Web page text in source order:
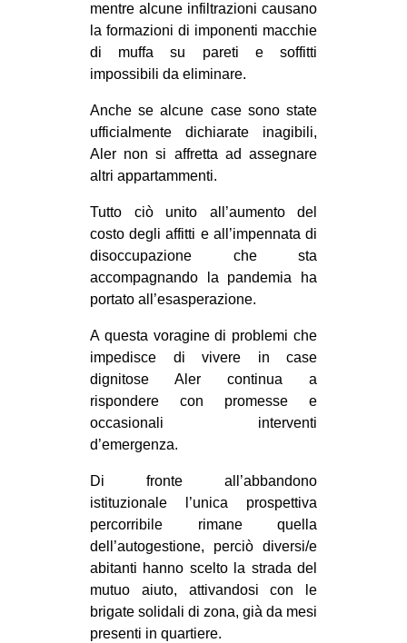
MUSICA
RECENSIONI
INTERNAZIONALE
AFRICA
AMERICHE
ESTREMO ORIENTE
MEDIO ORIENTE
MONDO
EVENTI
in
Fb
ms
SEARCH
mentre alcune infiltrazioni causano
la formazioni di imponenti macchie
di muffa su pareti e soffitti
impossibili da eliminare.
Anche se alcune case sono state
ufficialmente dichiarate inagibili,
Aler non si affretta ad assegnare
altri appartammenti.
Tutto ciò unito all’aumento del
costo degli affitti e all’impennata di
disoccupazione che sta
accompagnando la pandemia ha
portato all’esasperazione.
A questa voragine di problemi che
impedisce di vivere in case
dignitose Aler continua a
rispondere con promesse e
occasionali interventi
d’emergenza.
Di fronte all’abbandono
istituzionale l’unica prospettiva
percorribile rimane quella
dell’autogestione, perciò diversi/e
abitanti hanno scelto la strada del
mutuo aiuto, attivandosi con le
brigate solidali di zona, già da mesi
presenti in quartiere.